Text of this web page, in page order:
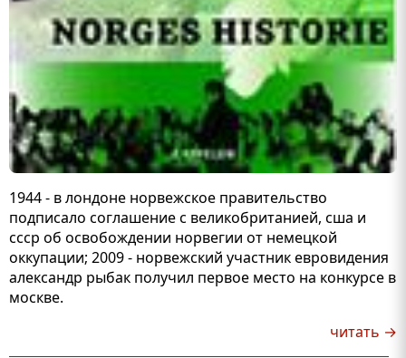
1944 - в лондоне норвежское правительство
подписало соглашение с великобританией, сша и
ссср об освобождении норвегии от немецкой
оккупации; 2009 - норвежский участник евровидения
александр рыбак получил первое место на конкурсе в
москве.
читать →